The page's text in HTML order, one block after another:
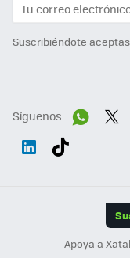
Suscribiéndote
Síguenos
Apoya a